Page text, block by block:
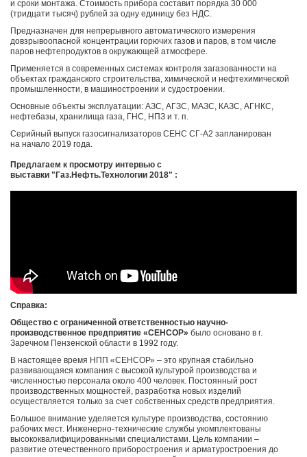
и сроки монтажа. Стоимость прибора составит порядка 30 000
(тридцати тысяч) рублей за одну единицу без НДС.
Предназначен для непрерывного автоматического измерения
довзрывоопасной концентрации горючих газов и паров, в том числе
паров нефтепродуктов в окружающей атмосфере.
Применяется в современных системах контроля загазованности на
объектах гражданского строительства, химической и нефтехимической
промышленности, в машиностроении и судостроении.
Основные объекты эксплуатации: АЗС, АГЗС, МАЗС, КАЗС, АГНКС,
нефтебазы, хранилища газа, ГНС, НПЗ и т. п.
Серийный выпуск газосигнализаторов СЕНС СГ-А2 запланирован
на начало 2019 года.
Предлагаем к просмотру интервью с
выставки "Газ.Нефть.Технологии 2018" :
Справка:
Общество с ограниченной ответственностью научно-
производственное предприятие «СЕНСОР» было основано в г.
Заречном Пензенской области в 1992 году.
В настоящее время НПП «СЕНСОР» – это крупная стабильно
развивающаяся компания с высокой культурой производства и
численностью персонала около 400 человек. Постоянный рост
производственных мощностей, разработка новых изделий
осуществляется только за счет собственных средств предприятия.
Большое внимание уделяется культуре производства, состоянию
рабочих мест. Инженерно-технические службы укомплектованы
высококвалифицированными специалистами. Цель компании –
развитие отечественного приборостроения и арматуростроения до